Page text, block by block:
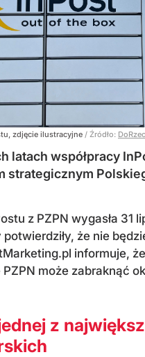
zdjęcie ilustracyjne / Źródło:
latach współpracy
strategicznym
z PZPN wygasła 31
że nie
informuje,
może zabraknąć
z